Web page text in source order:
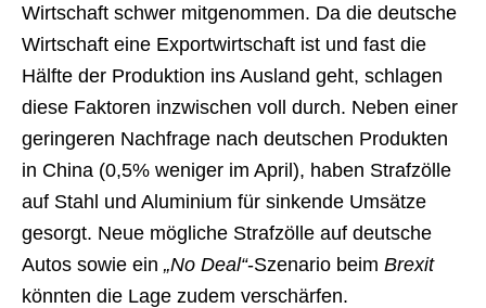
Wirtschaft schwer mitgenommen. Da die deutsche
Wirtschaft eine Exportwirtschaft ist und fast die
Hälfte der Produktion ins Ausland geht, schlagen
diese Faktoren inzwischen voll durch. Neben einer
geringeren Nachfrage nach deutschen Produkten
in China (0,5% weniger im April), haben Strafzölle
auf Stahl und Aluminium für sinkende Umsätze
gesorgt. Neue mögliche Strafzölle auf deutsche
Autos sowie ein „No Deal“-Szenario beim Brexit
könnten die Lage zudem verschärfen.